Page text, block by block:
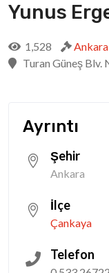
Yunus
1,528
Turan Güneş Blv.
Ayrıntı
Şehir
Ankara
İlçe
Çankaya
Telefon